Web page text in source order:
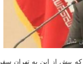
پیش از این به تهران سفر